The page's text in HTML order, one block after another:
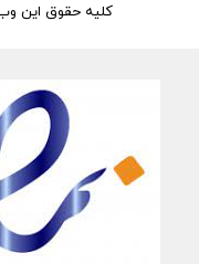
کلیه حقوق این